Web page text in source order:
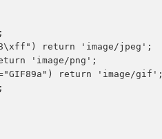
return 'image/jpeg';
'image/png';
return 'image/gif';